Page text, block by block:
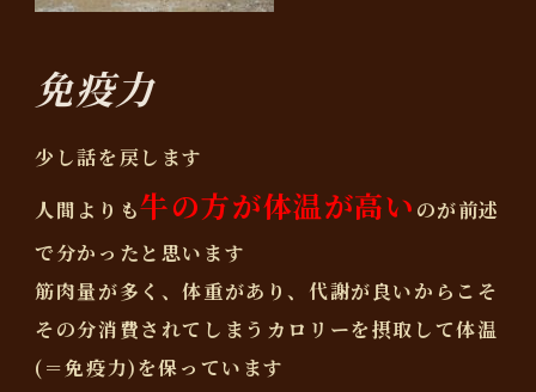
免疫力
少し話を戻します
人間よりも牛の方が体温が高い のが前述
で分かったと思います
筋肉量が多く、体重があり、代謝が良いからこそ
その分消費されてしまうカロリーを摂取して体温
(＝免疫力)を保っています